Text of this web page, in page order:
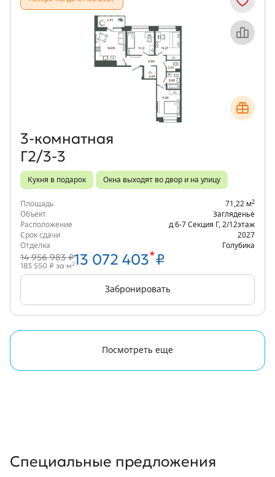
Объект месяца
3‑комнатная
Г2/3-3
Кухня в подарок Окна выходят во двор и на улицу
Площадь 71,22 м2
Объект
Загляденье
Расположение
д.6-7 Секция Г, 2/12этаж
Срок сдачи
2027
Отделка
Голубика
14 956 983 ₽13 072 403*₽
183 550 ₽ за м2
Забронировать
Посмотреть еще
Специальные предложения